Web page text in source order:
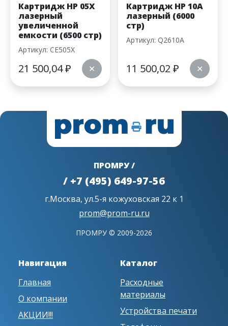
Картридж HP 05X
лазерный
увеличенной
емкости (6500 стр)
Артикул: CE505X
21 500,04₽ ✕
Картридж HP 10A
лазерный (6000
стр)
Артикул: Q2610A
11 500,02 ₽ ✕
ПРОМРУ /
/ +7 (495) 649-97-56
г.Москва, ул.5-я кожуховская 22 к 1
prom@prom-ru.ru
ПРОМРУ © 2009-2026
Навигация
Главная
О компании
АКЦИИ!!!
Каталог
Расходные
материалы
Устройства печати